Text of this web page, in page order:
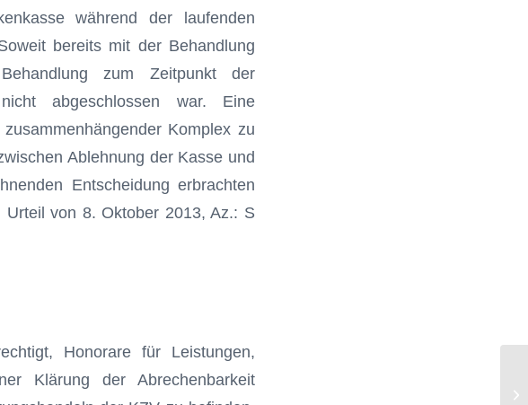
während der laufenden
bereits mit der Behandlung
zum Zeitpunkt der
abgeschlossen war. Eine
Komplex zu
Ablehnung der Kasse und
Entscheidung erbrachten
von 8. Oktober 2013, Az.: S
Ho­no­rare für Leistungen,
Klärung der Abrechenbar­keit